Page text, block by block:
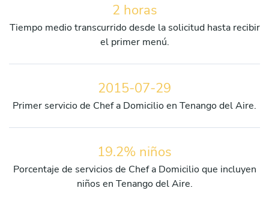
2 horas
Tiempo medio transcurrido desde la solicitud hasta recibir
el primer menú.
2015-07-29
Primer servicio de Chef a Domicilio en Tenango del Aire.
19.2% niños
Porcentaje de servicios de Chef a Domicilio que incluyen
niños en Tenango del Aire.